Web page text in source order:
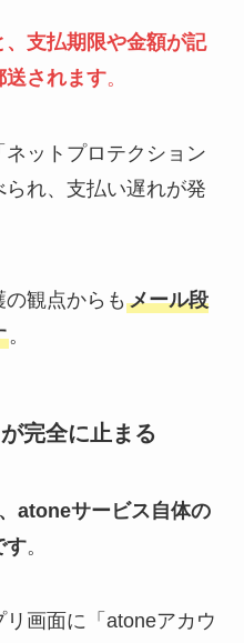
支払期限や金額が記
送されます。
ットプロテクション
れ、支払い遅れが発
観点からも メール段
。
完全に止まる
atoneサービス自体の
す。
画面に「atoneアカウ